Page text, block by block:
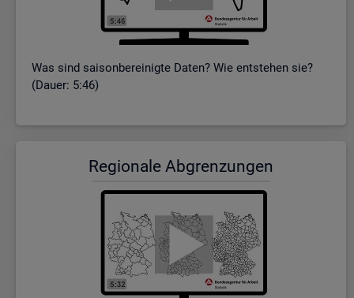
Was sind sai­son­be­rei­nig­te Daten? Wie ent­ste­hen sie?
(Dauer: 5:46)
Re­gio­na­le Ab­gren­zun­gen